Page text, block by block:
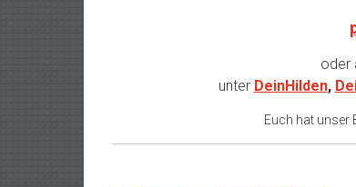
oder
unter DeinHilden,
Euch hat unser